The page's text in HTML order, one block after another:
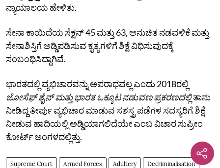
ನ್ಯಾಯಾಲಯ ಹೇಳಿತು.
ಸೇನಾ ಕಾಯಿದೆಯ ಸೆಕ್ಷನ್ 45 ಮತ್ತು 63, ಅನುಚಿತ ನಡವಳಿಕೆ ಮತ್ತು
ಸೇನಾಶಿಸ್ತಿಗೆ ಅಡ್ಡಿಪಡಿಸುವ ಕೃತ್ಯಗಳಿಗೆ ಶಿಕ್ಷೆ ವಿಧಿಸುವುದಕ್ಕೆ
ಸಂಬಂಧಿಸಿದ್ದಾಗಿವೆ.
ಭಾರತದಲ್ಲಿ ವ್ಯಭಿಚಾರವನ್ನು ಅಪರಾಧವಲ್ಲ ಎಂದು 2018ರಲ್ಲಿ
ಜೋಸೆಫ್ ಶೈನ್ ಮತ್ತು ಭಾರತ ಒಕ್ಕೂಟ ನಡುವಣ ಪ್ರಕರಣದಲ್ಲಿತಾನು
ನೀಡಿದ್ದ ತೀರ್ಪು ವ್ಯಭಿಚಾರ ಮಾಡುವ ಸಶಸ್ತ್ರ ಪಡೆಗಳ ಸದಸ್ಯರಿಗೆ ಶಿಕ್ಷೆ
ನೀಡುವ ಹಾದಿಯಲ್ಲಿ ಅಡ್ಡಿಯಾಗಲಿದೆಯೇ ಎಂಬ ವಿಚಾರ ಸುಪ್ರೀಂ
ಕೋರ್ಟ್ ಅಂಗಳದಲ್ಲಿತ್ತು.
Supreme Court Armed Forces Adultery Decriminalisation